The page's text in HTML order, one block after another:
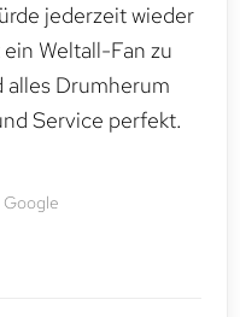
jederzeit wieder
Weltall-Fan zu
alles Drumherum
Service perfekt.
Google